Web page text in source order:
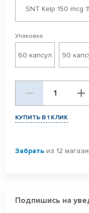
SNT Kelp 150 mcg
Упаковка
60 капсул 90
КУПИТЬ В 1 КЛИК
Забрать из 12
Подпишись на